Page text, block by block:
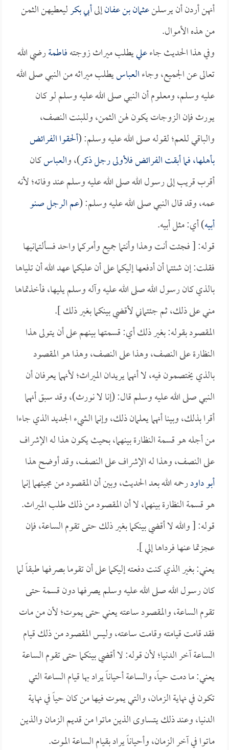
أنهن أردن أن يرسلنعثمان بن عفانإلىأبي بكرليعطيهن الثمن
من هذه الأموال.
وفي هذا الحديث جاءعلييطلب ميراث زوجتهفاطمةرضي الله
تعالى عن الجميع، وجاءالعباسيطلب ميراثه من النبي صلى الله
عليه وسلم، ومعلوم أن النبي صلى الله عليه وسلم لو كان
يورث فإن الزوجات يكون لهن الثمن، وللبنت النصف،
والباقي للعم؛ لقوله صلى الله عليه وسلم: (ألحقوا الفرائض
بأهلها، فما أبقت الفرائض فلأولى رجل ذكر)، والعباسكان
أقرب قريب إلى رسول الله صلى الله عليه وسلم عند وفاته؛ لأنه
عمه، وقد قال النبي صلى الله عليه وسلم: (عم الرجل صنو
أبيه) أي: مثل أبيه.
قوله: [ فجئت أنت وهذا وأنتما جميع وأمركما واحد فسألتمانيها
فقلت: إن شئتما أن أدفعها إليكما على أن عليكما عهد الله أن تلياها
بالذي كان رسول الله صلى الله عليه وآله وسلم يليها، فأخذتماها
مني على ذلك، ثم جئتماني لأقضي بينكما بغير ذلك ].
المقصود بقوله: بغير ذلك أي: قسمتها بينهم على أن يتولى هذا
النظارة على النصف، وهذا على النصف، وهذا هو المقصود
بالذي يختصمون فيه، لا أنهما يريدان الميراث؛ لأنهما يعرفان أن
النبي صلى الله عليه وسلم قال: (إنا لا نورث)، وقد سبق أنهما
أقرا بذلك، وبينا أنهما يعلمان ذلك، وإنما الشيء الجديد الذي جاءا
من أجله هو قسمة النظارة بينهما، بحيث يكون هذا له الإشراف
على النصف، وهذا له الإشراف على النصف، وقد أوضح هذا
أبو داودرحمه الله بعد الحديث، وبين أن المقصود من مجيئهما إنما
هو قسمة النظارة بينهما، لا أن المقصود من ذلك طلب الميراث.
قوله: [ والله لا أقضي بينكما بغير ذلك حتى تقوم الساعة، فإن
عجزتما عنها فرداها إلي ].
يعني: بغير الذي كنت دفعته إليكما على أن تقوما بصرفها طبقاً لما
كان رسول الله صلى الله عليه وسلم يصرفها دون قسمة حتى
تقوم الساعة، والمقصود ساعته يعني حتى يموت؛ لأن من مات
فقد قامت قيامته وقامت ساعته، وليس المقصود من ذلك قيام
الساعة آخر الدنيا؛ لأن قوله: لا أقضي بينكما حتى تقوم الساعة
يعني: ما دمت حياً، والساعة أحياناً يراد بها قيام الساعة التي
تكون في نهاية الزمان، والتي يموت فيها من كان حياً في نهاية
الدنيا، وعند ذلك يتساوى الذين ماتوا من قديم الزمان والذين
ماتوا في آخر الزمان، وأحياناً يراد بقيام الساعة الموت.